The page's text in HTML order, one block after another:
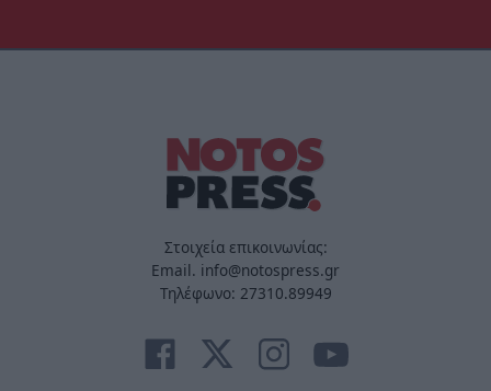
Στοιχεία επικοινωνίας:
Email. info@notospress.gr
Τηλέφωνο: 27310.89949